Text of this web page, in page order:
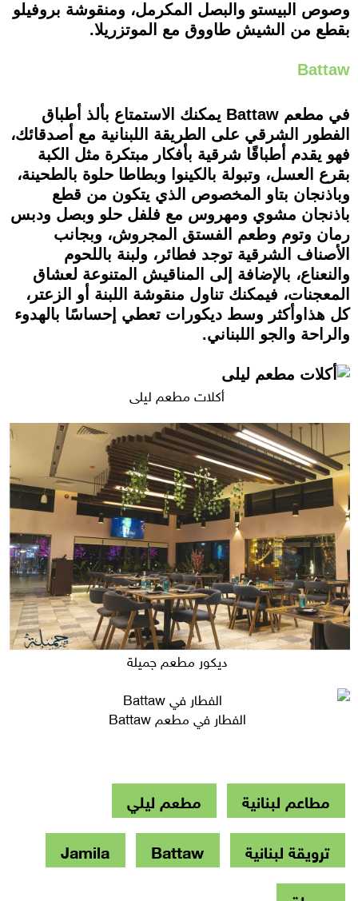
وصوص البيستو والبصل المكرمل، ومنقوشة بروفيلو
بقطع من الشيش طاووق مع الموتزريلا.
Battaw
في مطعم Battaw يمكنك الاستمتاع بألذ أطباق
الفطور الشرقي على الطريقة اللبنانية مع أصدقائك،
فهو يقدم أطباقًا شرقية بأفكار مبتكرة مثل الكبة
بقرع العسل، وتبولة بالكينوا وبطاطا حلوة بالطحينة،
وباذنجان بتاو المخصوص الذي يتكون من قطع
باذنجان مشوي ومهروس مع فلفل حلو وبصل ودبس
رمان وتوم وطعم الفستق المجروش، وبجانب
الأصناف الشرقية توجد فطائر، ولبنة باللحوم
والنعناع، بالإضافة إلى المناقيش المتنوعة لعشاق
المعجنات، فيمكنك تناول منقوشة اللبنة أو الزعتر،
كل هذاوأكثر وسط ديكورات تعطي إحساسًا بالهدوء
والراحة والجو اللبناني.
أكلات مطعم ليلى
ديكور مطعم جميلة
الفطار في مطعم Battaw
مطاعم لبنانية
مطعم ليلي
ترويقة لبنانية
Battaw
Jamila